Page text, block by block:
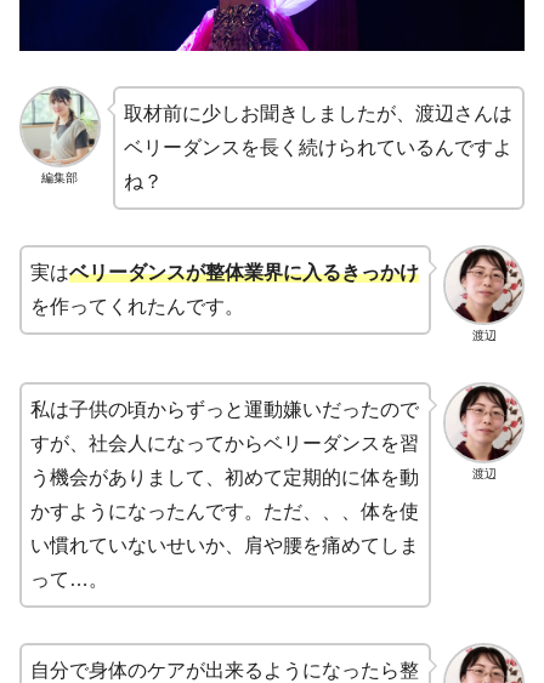
編集部
取材前に少しお聞きしましたが、渡辺さんは
ベリーダンスを長く続けられているんですよ
ね？
渡辺
実はベリーダンスが整体業界に入るきっかけ
を作ってくれたんです。
渡辺
私は子供の頃からずっと運動嫌いだったので
すが、社会人になってからベリーダンスを習
う機会がありまして、初めて定期的に体を動
かすようになったんです。ただ、、、体を使
い慣れていないせいか、肩や腰を痛めてしま
って…。
自分で身体のケアが出来るようになったら整